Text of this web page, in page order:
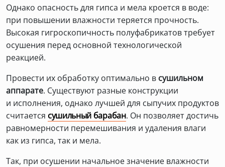
Однако опасность для гипса и мела кроется в воде:
при повышении влажности теряется прочность.
Высокая гигроскопичность полуфабрикатов требует
осушения перед основной технологической
реакцией.
Провести их обработку оптимально в сушильном
аппарате. Существуют разные конструкции
и исполнения, однако лучшей для сыпучих продуктов
считается сушильный барабан. Он позволяет достичь
равномерности перемешивания и удаления влаги
как из гипса, так и мела.
Так, при осушении начальное значение влажности